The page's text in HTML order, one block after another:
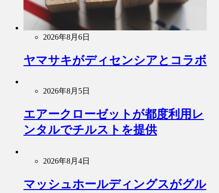
2026年8月6日
ヤマサキがディセンシアとコラボ
2026年8月5日
エアークローゼットが都度利用レ
ンタルでチルストを提供
2026年8月4日
マッシュホールディングスがグル